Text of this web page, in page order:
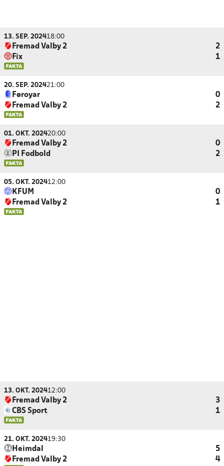
13. SEP. 202418:00
Fremad Valby 2
2
Fix
1
20. SEP. 202421:00
Føroyar
0
Fremad Valby 2
2
01. OKT. 202420:00
Fremad Valby 2
0
PI Fodbold
2
05. OKT. 202412:00
KFUM
0
Fremad Valby 2
1
13. OKT. 202412:00
Fremad Valby 2
3
CBS Sport
1
21. OKT. 202419:30
Heimdal
5
Fremad Valby 2
4